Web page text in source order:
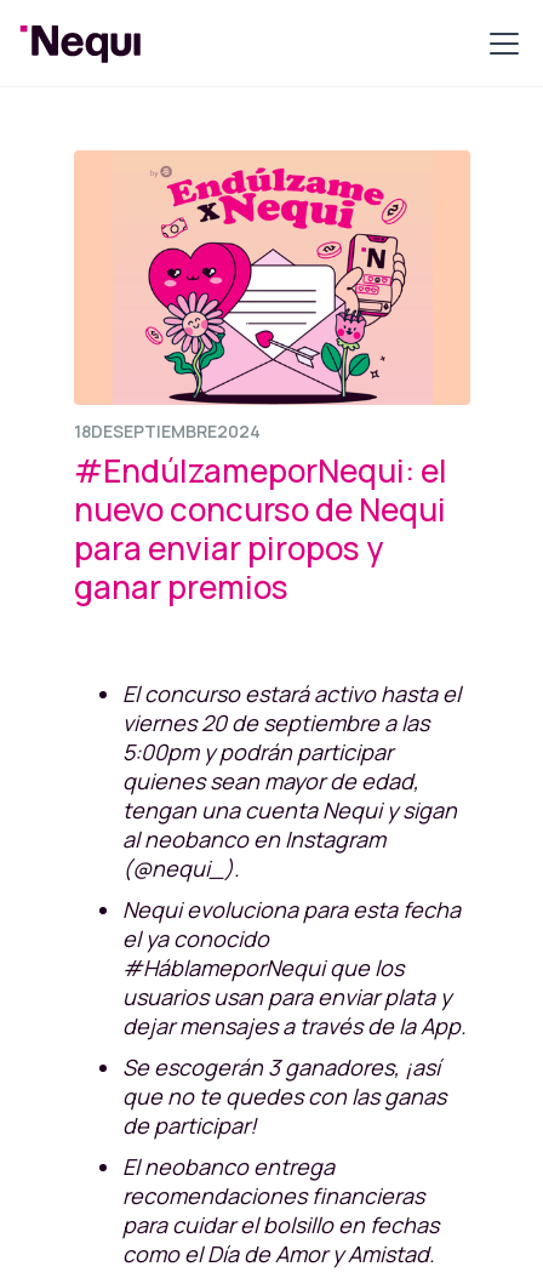
18DESEPTIEMBRE2024
#EndúlzameporNequi: el
nuevo concurso de Nequi
para enviar piropos y
ganar premios
El concurso estará activo hasta el
viernes 20 de septiembre a las
5:00pm y podrán participar
quienes sean mayor de edad,
tengan una cuenta Nequi y sigan
al neobanco en Instagram
(@nequi_).
Nequi evoluciona para esta fecha
el ya conocido
#HáblameporNequi que los
usuarios usan para enviar plata y
dejar mensajes a través de la App.
Se escogerán 3 ganadores, ¡así
que no te quedes con las ganas
de participar!
El neobanco entrega
recomendaciones financieras
para cuidar el bolsillo en fechas
como el Día de Amor y Amistad.